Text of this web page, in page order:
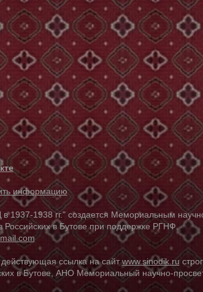
информацию
1938 гг." создается Мемориальным
в Бутове при поддержке РГНФ.
ссылка на сайтwww.sinodik.ru
в Бутове, АНО Мемориальный научно-